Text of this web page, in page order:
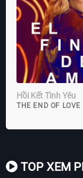
Hồi Kết Tình Yêu
THE END OF
TOP XEM